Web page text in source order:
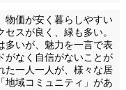
物価が安く暮らしやすい
スが良く、緑も多い。
多いが、魅力を一言で表
がなく自信がないことが
た一人一人が、様々な居
地域コミュニティ」があ